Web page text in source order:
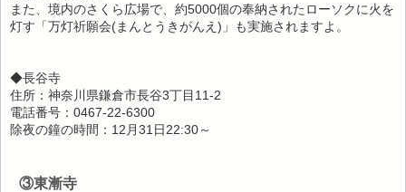
また、境内のさくら広場で、約5000個の奉納されたローソクに火を
灯す「万灯祈願会(まんとうきがんえ)」も実施されますよ。
◆長谷寺
住所：神奈川県鎌倉市長谷3丁目11-2
電話番号：0467-22-6300
除夜の鐘の時間：12月31日22:30～
③東漸寺